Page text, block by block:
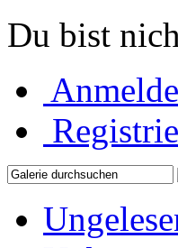
Du bist